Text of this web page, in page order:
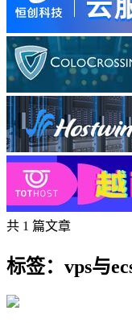
共 1 篇文章
标签：vps与